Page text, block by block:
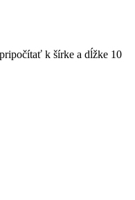
k šírke a dĺžke 10